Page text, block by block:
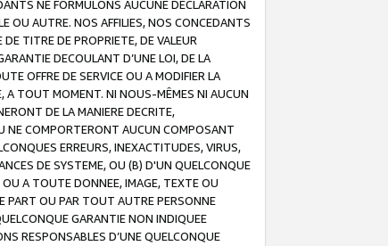
NE FORMULONS AUCUNE DECLARATION
OU AUTRE. NOS AFFILIES, NOS CONCEDANTS
TITRE DE PROPRIETE, DE VALEUR
DECOULANT D’UNE LOI, DE LA
OFFRE DE SERVICE OU A MODIFIER LA
A TOUT MOMENT. NI NOUS-MÊMES NI AUCUN
DE LA MANIERE DECRITE,
NE COMPORTERONT AUCUN COMPOSANT
ERREURS, INEXACTITUDES, VIRUS,
DE SYSTEME, OU (B) D'UN QUELCONQUE
A TOUTE DONNEE, IMAGE, TEXTE OU
PART OU PAR TOUT AUTRE PERSONNE
GARANTIE NON INDIQUEE
RESPONSABLES D’UNE QUELCONQUE